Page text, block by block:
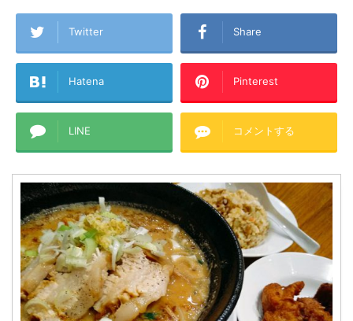
Twitter Share
Hatena Pinterest
LINE コメントする